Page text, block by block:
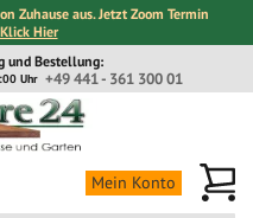
Zuhause aus. Jetzt Zoom Termin
Klick Hier
und Bestellung:
+49 441 - 361 300 01
Uhr
Mein Konto